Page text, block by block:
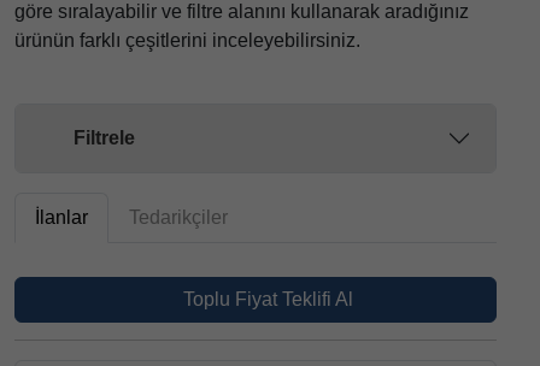
göre sıralayabilir ve filtre alanını kullanarak aradığınız
ürünün farklı çeşitlerini inceleyebilirsiniz.
Filtrele
İlanlar Tedarikçiler
Toplu Fiyat Teklifi Al